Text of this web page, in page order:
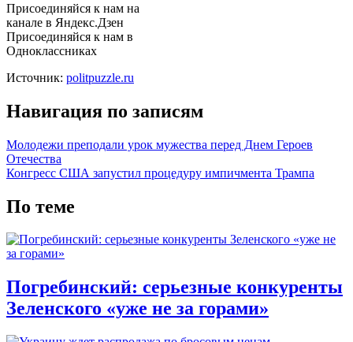
Присоединяйся к нам на
канале в Яндекс.Дзен
Присоединяйся к нам в
Одноклассниках
Источник: politpuzzle.ru
Навигация по записям
Молодежи преподали урок мужества перед Днем Героев
Отечества
Конгресс США запустил процедуру импичмента Трампа
По теме
Погребинский: серьезные конкуренты
Зеленского «уже не за горами»